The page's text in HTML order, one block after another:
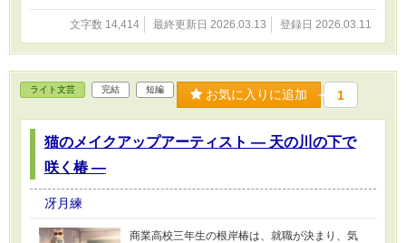
文字数 14,414 最終更新日 2026.03.13 登録日 2026.03.11
ライト文芸 完結 短編 お気に入りに追加 1
猫のメイクアップアーティスト ― 天の川の下で
咲く椿 ―
冴月練
商業高校三年生の根岸椿は、就職が決まり、気